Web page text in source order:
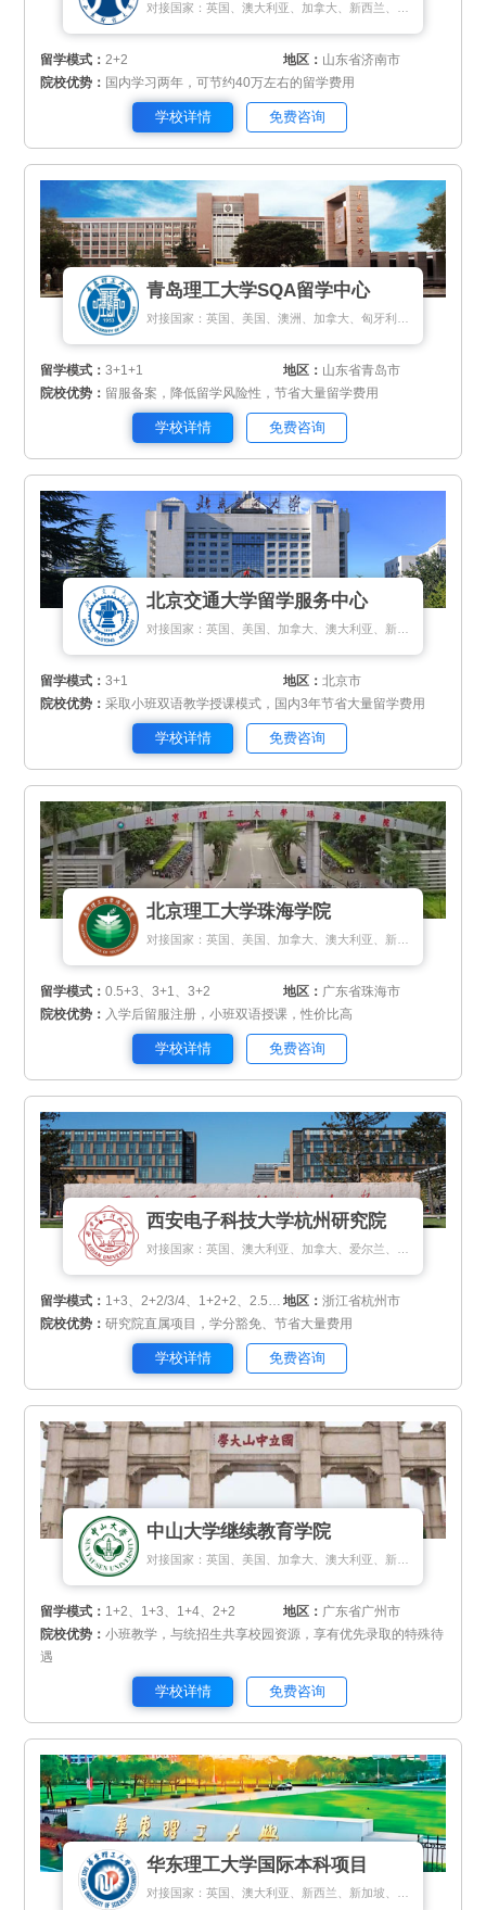
对接国家：英国、澳大利亚、加拿大、新西兰、新加坡、法国、马来西亚
留学模式：2+2 地区： 山东省济南市
院校优势： 国内学习两年，可节约40万左右的留学费用
学校详情 免费咨询
青岛理工大学SQA留学中心
留学模式：3+1+1 地区： 山东省青岛市
院校优势： 留服备案，降低留学风险性，节省大量留学费用
学校详情 免费咨询
北京交通大学留学服务中心
留学模式：3+1 地区：北京市
院校优势：采取小班双语教学授课模式，国内3年节省大量留学费用
学校详情 免费咨询
北京理工大学珠海学院
留学模式：0.5+3、3+1、3+2 地区： 广东省珠海市
院校优势： 入学后留服注册，小班双语授课，性价比高
学校详情 免费咨询
西安电子科技大学杭州研究院
留学模式： 1+3、2+2/3/4、1+2+2、2.5+1+0.5 地区：浙江省杭州市
院校优势：研究院直属项目，学分豁免、节省大量费用
学校详情 免费咨询
中山大学继续教育学院
留学模式： 1+2、1+3、1+4、2+2 地区： 广东省广州市
院校优势：小班教学，与统招生共享校园资源，享有优先录取的特殊待
遇
学校详情 免费咨询
华东理工大学国际本科项目